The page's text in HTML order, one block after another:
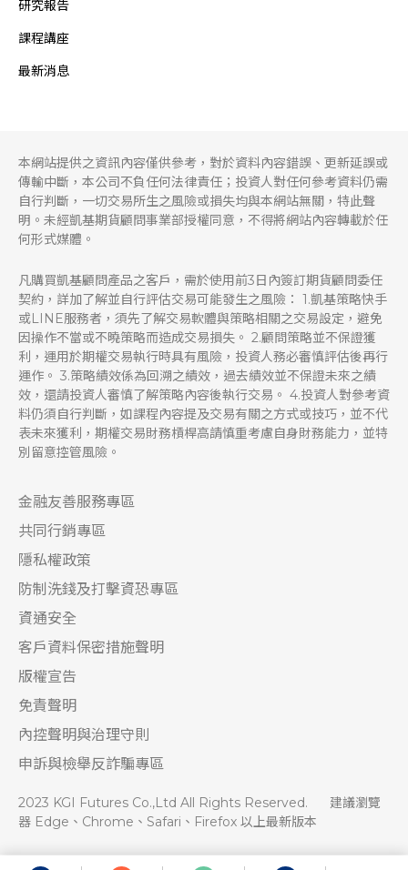
研究報告
課程講座
最新消息
本網站提供之資訊內容僅供參考，對於資料內容錯誤、更新延誤或
傳輸中斷，本公司不負任何法律責任；投資人對任何參考資料仍需
自行判斷，一切交易所生之風險或損失均與本網站無關，特此聲
明。未經凱基期貨顧問事業部授權同意，不得將網站內容轉載於任
何形式媒體。
凡購買凱基顧問產品之客戶，需於使用前3日內簽訂期貨顧問委任
契約，詳加了解並自行評估交易可能發生之風險： 1.凱基策略快手
或LINE服務者，須先了解交易軟體與策略相關之交易設定，避免
因操作不當或不曉策略而造成交易損失。 2.顧問策略並不保證獲
利，運用於期權交易執行時具有風險，投資人務必審慎評估後再行
運作。 3.策略績效係為回溯之績效，過去績效並不保證未來之績
效，還請投資人審慎了解策略內容後執行交易。 4.投資人對參考資
料仍須自行判斷，如課程內容提及交易有關之方式或技巧，並不代
表未來獲利，期權交易財務槓桿高請慎重考慮自身財務能力，並特
別留意控管風險。
金融友善服務專區
共同行銷專區
隱私權政策
防制洗錢及打擊資恐專區
資通安全
客戶資料保密措施聲明
版權宣告
免責聲明
內控聲明與治理守則
申訴與檢舉反詐騙專區
2023 KGI Futures Co.,Ltd All Rights Reserved.
建議瀏覽
器 Edge、Chrome、Safari、Firefox 以上最新版本